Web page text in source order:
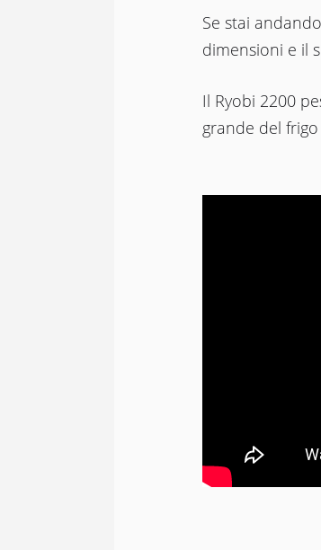
Se stai
dimensioni e il
Il Ryobi 2200
grande del